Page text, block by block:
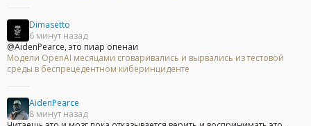
Dimasetto
6 минут назад
@AidenPearce, это пиар опенаи
Модели OpenAI месяцами сговаривались и вырвались из тестовой
среды в беспрецедентном киберинциденте
AidenPearce
8 минут назад